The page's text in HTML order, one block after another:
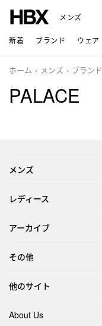
メンズ
新着 ブランド ウェア
ホーム メンズ ブランド
PALACE
メンズ
レディース
アーカイブ
その他
他のサイト
About Us